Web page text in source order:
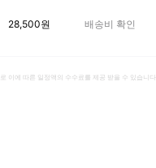
28,500원 배송비 확인
이에 따른 일정액의 수수료를 제공 받을 수 있습니다